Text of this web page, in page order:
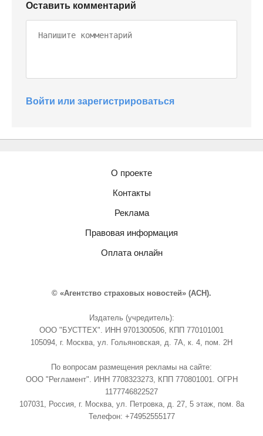
Оставить комментарий
Войти или зарегистрироваться
О проекте
Контакты
Реклама
Правовая информация
Оплата онлайн
© «Агентство страховых новостей» (АСН).
Издатель (учредитель):
ООО "БУСТТЕХ". ИНН 9701300506, КПП 770101001
105094, г. Москва, ул. Гольяновская, д. 7А, к. 4, пом. 2Н
По вопросам размещения рекламы на сайте:
ООО "Регламент". ИНН 7708323273, КПП 770801001. ОГРН
1177746822527
107031, Россия, г. Москва, ул. Петровка, д. 27, 5 этаж, пом. 8а
Телефон: +74952555177